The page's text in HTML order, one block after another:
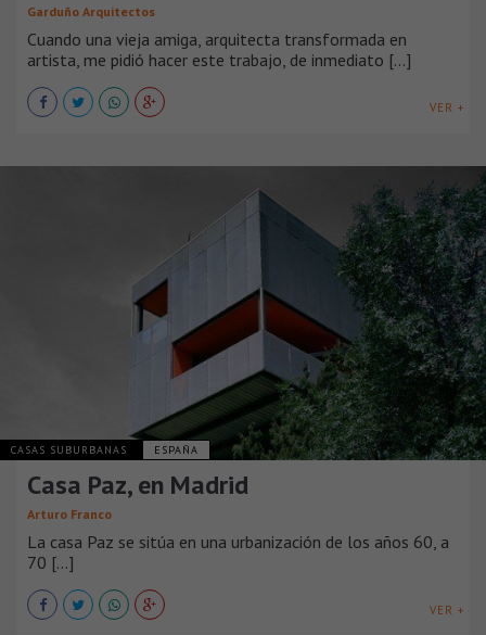
Garduño Arquitectos
Cuando una vieja amiga, arquitecta transformada en
artista, me pidió hacer este trabajo, de inmediato [...]
VER +
CASAS SUBURBANAS ESPAÑA
Casa Paz, en Madrid
Arturo Franco
La casa Paz se sitúa en una urbanización de los años 60, a
70 [...]
VER +